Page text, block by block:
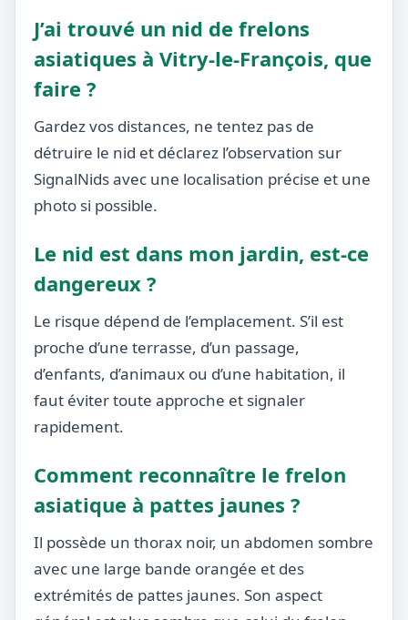
J’ai trouvé un nid de frelons
asiatiques à Vitry-le-François, que
faire ?
Gardez vos distances, ne tentez pas de
détruire le nid et déclarez l’observation sur
SignalNids avec une localisation précise et une
photo si possible.
Le nid est dans mon jardin, est-ce
dangereux ?
Le risque dépend de l’emplacement. S’il est
proche d’une terrasse, d’un passage,
d’enfants, d’animaux ou d’une habitation, il
faut éviter toute approche et signaler
rapidement.
Comment reconnaître le frelon
asiatique à pattes jaunes ?
Il possède un thorax noir, un abdomen sombre
avec une large bande orangée et des
extrémités de pattes jaunes. Son aspect